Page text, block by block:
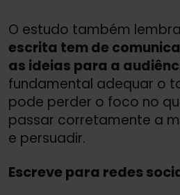
O estudo também
escrita tem de
as ideias para a
fundamental adequar o
pode perder o foco no
passar corretamente a
e persuadir.
Escreve para redes